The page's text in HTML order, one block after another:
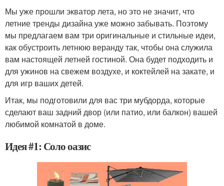
Мы уже прошли экватор лета, но это не значит, что
летние тренды дизайна уже можно забывать. Поэтому
мы предлагаем вам три оригинальные и стильные идеи,
как обустроить летнюю веранду так, чтобы она служила
вам настоящей летней гостиной. Она будет подходить и
для ужинов на свежем воздухе, и коктейлей на закате, и
для игр ваших детей.
Итак, мы подготовили для вас три мубдорда, которые
сделают ваш задний двор (или патио, или балкон) вашей
любимой комнатой в доме.
Идея #1: Соло оазис